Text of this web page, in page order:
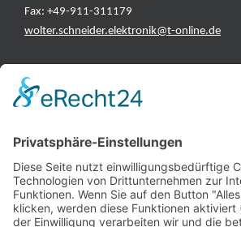
Fax: +49-911-311179
wolter.schneider.elektronik@t-online.de
INFORMATIONEN
Hersteller
Fehlerliste